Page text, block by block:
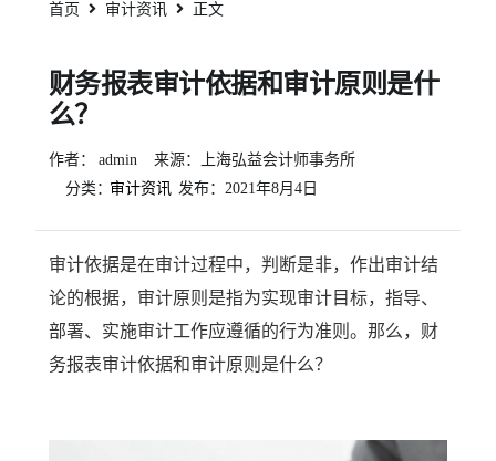
首页 审计资讯 正文
财务报表审计依据和审计原则是什
么？
作者： admin
来源：上海弘益会计师事务所
分类：审计资讯 发布： 2021年8月4日
审计依据是在审计过程中，判断是非，作出审计结
论的根据，审计原则是指为实现审计目标，指导、
部署、实施审计工作应遵循的行为准则。那么，财
务报表审计依据和审计原则是什么？